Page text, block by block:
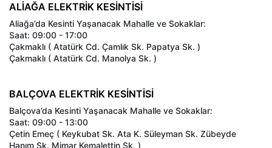
ALİAĞA ELEKTRİK KESİNTİSİ
Aliağa’da Kesinti Yaşanacak Mahalle ve Sokaklar:
Saat: 09:00 - 17:00
Çakmaklı ( Atatürk Cd. Çamlık Sk. Papatya Sk. )
Çakmaklı ( Atatürk Cd. Manolya Sk. )
BALÇOVA ELEKTRİK KESİNTİSİ
Balçova’da Kesinti Yaşanacak Mahalle ve Sokaklar:
Saat: 09:00 - 13:00
Çetin Emeç ( Keykubat Sk. Ata K. Süleyman Sk. Zübeyde
Hanım Sk. Mimar Kemalettin Sk. )